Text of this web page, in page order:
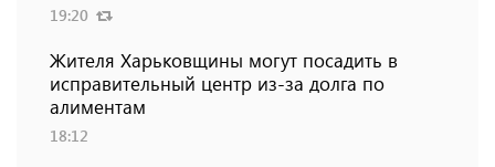
19:20
Жителя Харьковщины могут посадить в
исправительный центр из-за долга по
алиментам
18:12